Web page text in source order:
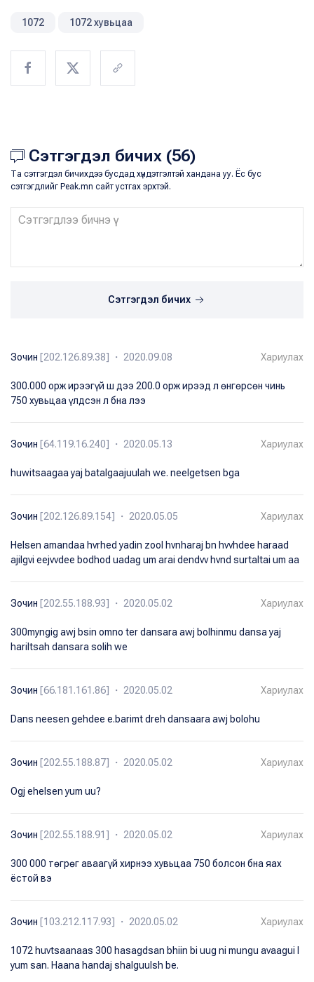
1072 1072 хувьцаа
Сэтгэгдэл бичих (56)
Та сэтгэгдэл бичихдээ бусдад хүндэтгэлтэй хандана уу. Ёс бус
сэтгэгдлийг Peak.mn сайт устгах эрхтэй.
Сэтгэгдэл бичих
Зочин [202.126.89.38] ・ 2020.09.08 Хариулах
300.000 орж ирээгүй ш дээ 200.0 орж ирээд л өнгөрсөн чинь
750 хувьцаа үлдсэн л бна лээ
Зочин [64.119.16.240] ・ 2020.05.13 Хариулах
huwitsaagaa yaj batalgaajuulah we. neelgetsen bga
Зочин [202.126.89.154] ・ 2020.05.05 Хариулах
Helsen amandaa hvrhed yadin zool hvnharaj bn hvvhdee haraad
ajilgvi eejvvdee bodhod uadag um arai dendvv hvnd surtaltai um aa
Зочин [202.55.188.93] ・ 2020.05.02 Хариулах
300myngig awj bsin omno ter dansara awj bolhinmu dansa yaj
hariltsah dansara solih we
Зочин [66.181.161.86] ・ 2020.05.02 Хариулах
Dans neesen gehdee e.barimt dreh dansaara awj bolohu
Зочин [202.55.188.87] ・ 2020.05.02 Хариулах
Ogj ehelsen yum uu?
Зочин [202.55.188.91] ・ 2020.05.02 Хариулах
300 000 төгрөг аваагүй хирнээ хувьцаа 750 болсон бна яах
ёстой вэ
Зочин [103.212.117.93] ・ 2020.05.02 Хариулах
1072 huvtsaanaas 300 hasagdsan bhiin bi uug ni mungu avaagui l
yum san. Haana handaj shalguulsh be.